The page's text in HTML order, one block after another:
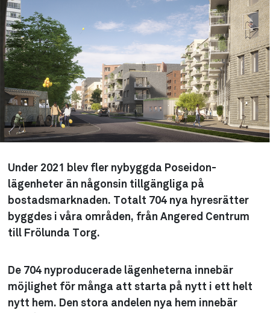
Under 2021 blev fler nybyggda Poseidon-
lägenheter än någonsin tillgängliga på
bostadsmarknaden. Totalt 704 nya hyresrätter
byggdes i våra områden, från Angered Centrum
till Frölunda Torg.
De 704 nyproducerade lägenheterna innebär
möjlighet för många att starta på nytt i ett helt
nytt hem. Den stora andelen nya hem innebär